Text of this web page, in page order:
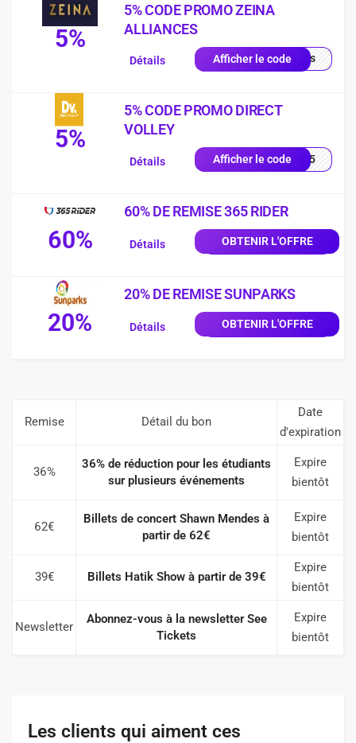
5%
5% CODE PROMO ZEINA
ALLIANCES
Afficher le codequis
Détails
5%
5% CODE PROMO DIRECT
VOLLEY
Afficher le codeLEY5
Détails
60%
60% DE REMISE 365 RIDER
OBTENIR L'OFFRE
Détails
20%
20% DE REMISE SUNPARKS
OBTENIR L'OFFRE
Détails
Remise Détail du bon
Date
d'expiration
36%
36% de réduction pour les étudiants
sur plusieurs événements
Expire
bientôt
62€
Billets de concert Shawn Mendes à
partir de 62€
Expire
bientôt
39€ Billets Hatik Show à partir de 39€
Expire
bientôt
Newsletter
Abonnez-vous à la newsletter See
Tickets
Expire
bientôt
Les clients qui aiment ces